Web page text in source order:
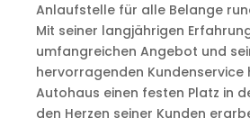
Anlaufstelle für alle Belange
Mit seiner langjährigen
umfangreichen Angebot und
hervorragenden Kundenservice
Autohaus einen festen Platz in
den Herzen seiner Kunden